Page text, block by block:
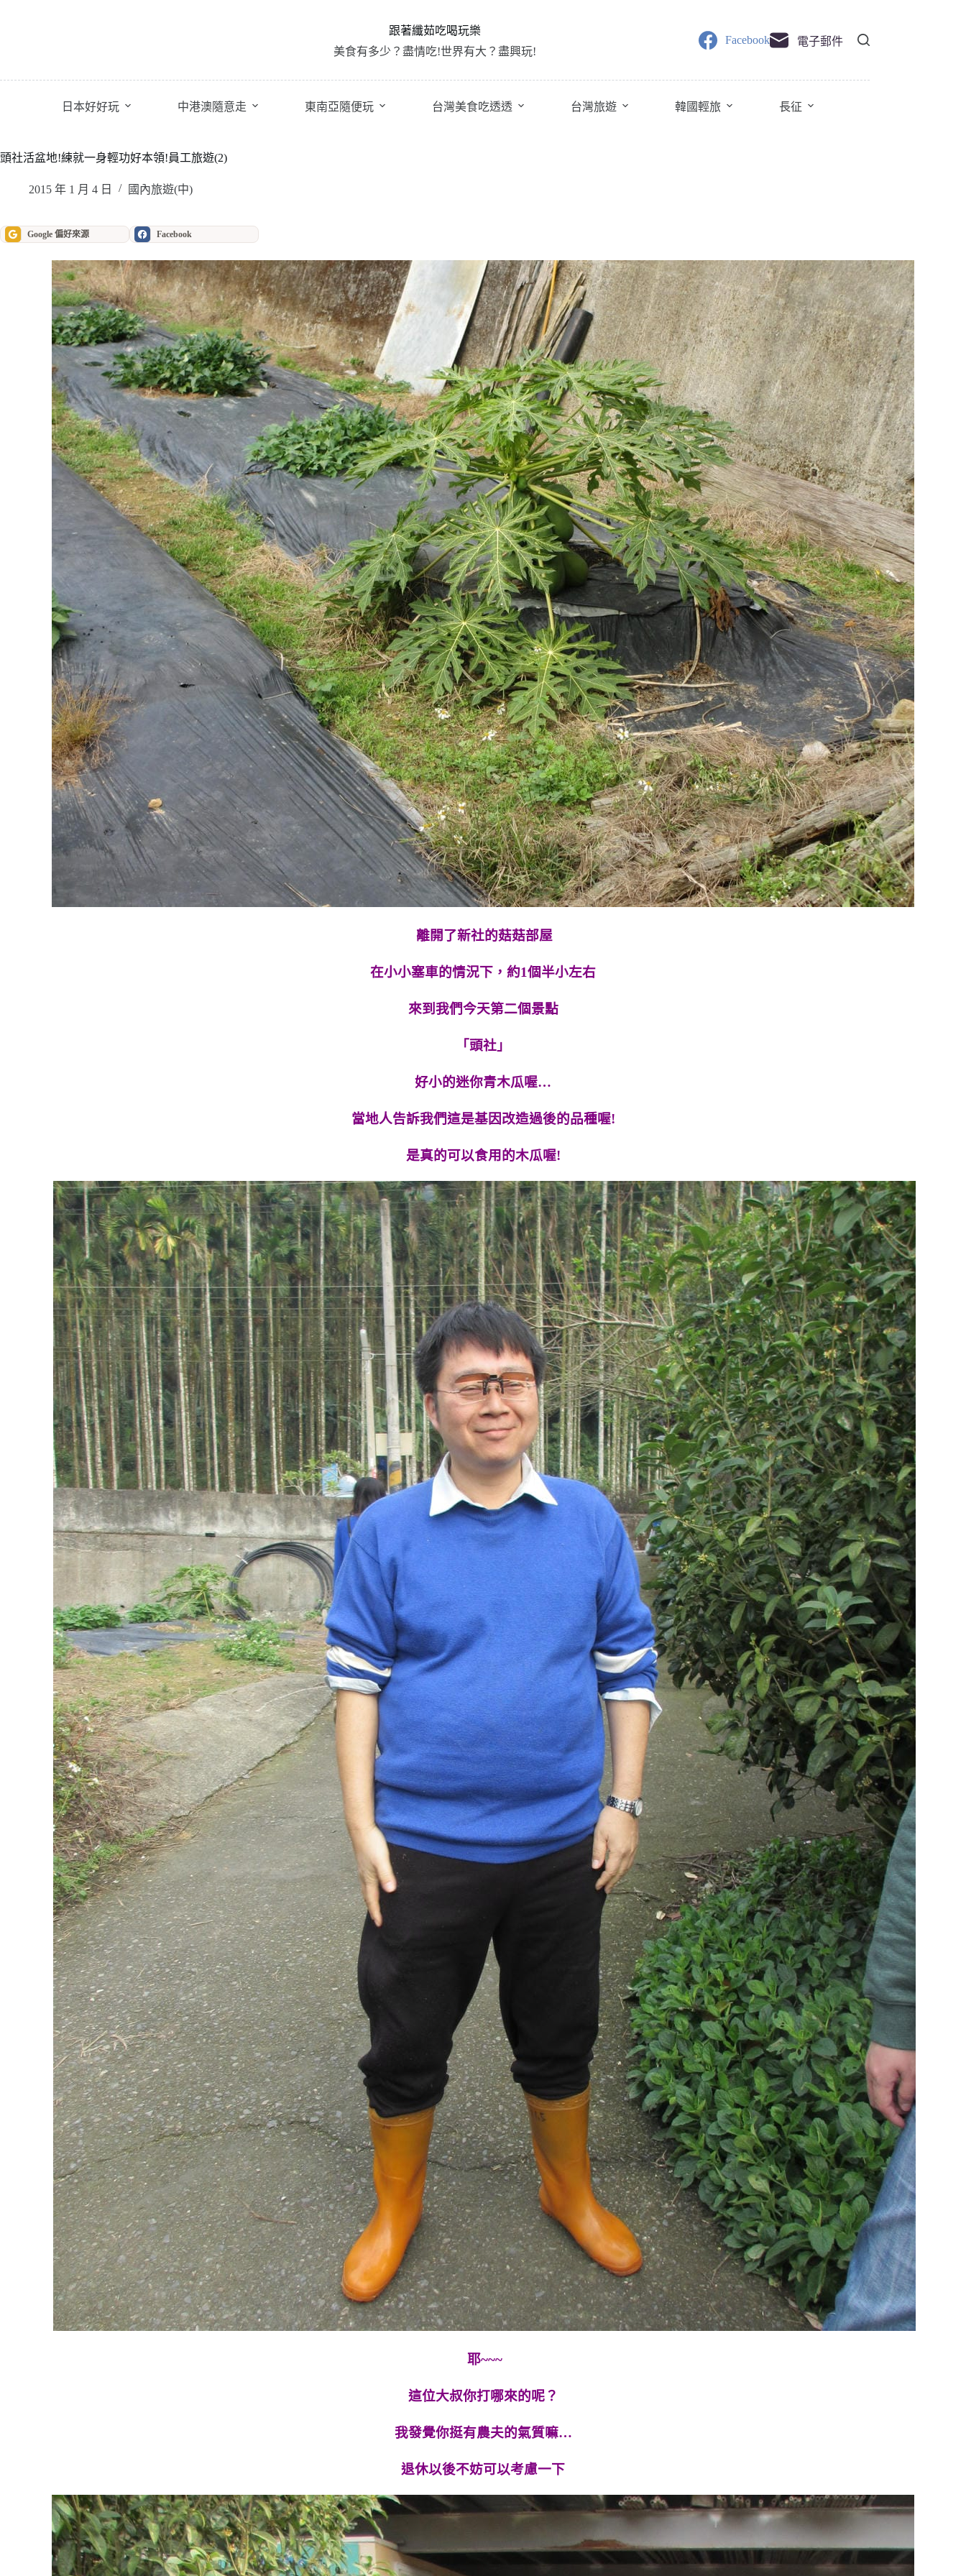
內
跟著纖茹吃喝玩樂
美食有多少？盡情吃!世界有大？盡興玩!
Facebook 電子郵件
日本好好玩 中港澳隨意走 東南亞隨便玩 台灣美食吃透透 台灣旅遊 韓國輕旅 長征
頭社活盆地!練就一身輕功好本領!員工旅遊(2)
2015 年 1 月 4 日 國內旅遊(中)
Google 偏好來源 Facebook
離開了新社的菇菇部屋
在小小塞車的情況下，約1個半小左右
來到我們今天第二個景點
「頭社」
好小的迷你青木瓜喔…
當地人告訴我們這是基因改造過後的品種喔!
是真的可以食用的木瓜喔!
耶~~~
這位大叔你打哪來的呢？
我發覺你挺有農夫的氣質嘛…
退休以後不妨可以考慮一下